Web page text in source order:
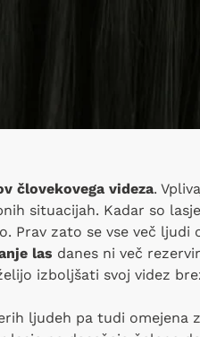
človekovega videza.
situacijah. Kadar so lasje
Prav zato se vse več ljudi
las danes ni več
izboljšati svoj videz
ljudeh pa tudi omejena